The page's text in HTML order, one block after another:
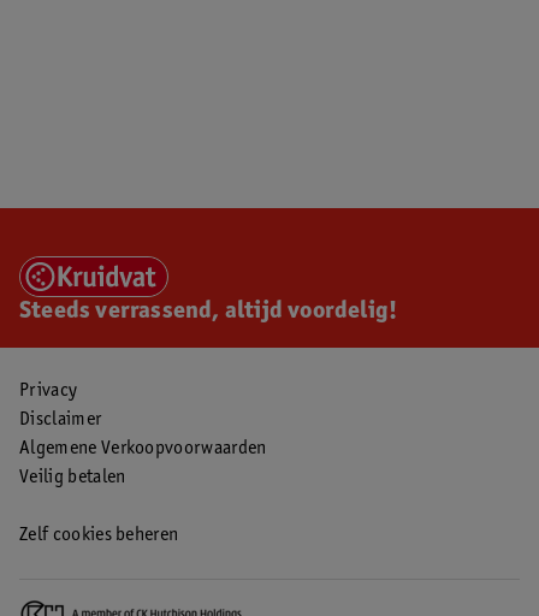
Steeds verrassend, altijd voordelig!
Privacy
Disclaimer
Algemene Verkoopvoorwaarden
Veilig betalen
Zelf cookies beheren